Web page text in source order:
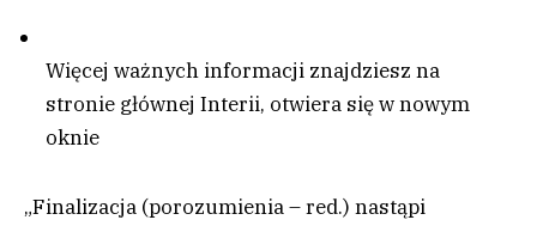
Więcej ważnych informacji znajdziesz na
stronie głównej Interii, otwiera się w nowym
oknie
„Finalizacja (porozumienia – red.) nastąpi